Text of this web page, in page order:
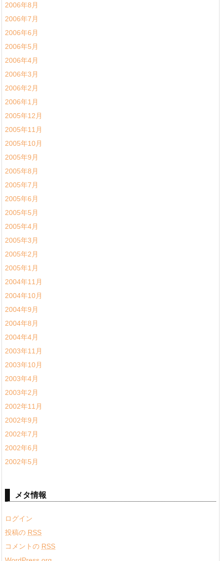
2006年8月
2006年7月
2006年6月
2006年5月
2006年4月
2006年3月
2006年2月
2006年1月
2005年12月
2005年11月
2005年10月
2005年9月
2005年8月
2005年7月
2005年6月
2005年5月
2005年4月
2005年3月
2005年2月
2005年1月
2004年11月
2004年10月
2004年9月
2004年8月
2004年4月
2003年11月
2003年10月
2003年4月
2003年2月
2002年11月
2002年9月
2002年7月
2002年6月
2002年5月
メタ情報
ログイン
投稿の RSS
コメントの RSS